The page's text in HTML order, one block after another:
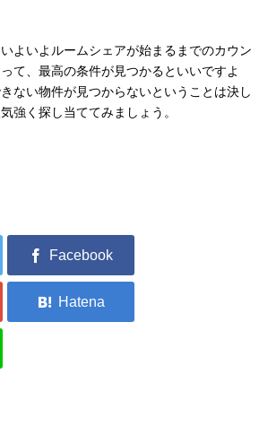
よいよルームシェアが始まるまでのカウン
て、最高の条件が見つかるといいですよ
ない物件が見つからないということは決し
強く探し当ててみましょう。